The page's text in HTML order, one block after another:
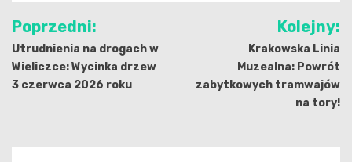
Nawigacja
wpisu
Poprzedni:
Utrudnienia na drogach w
Wieliczce: Wycinka drzew
3 czerwca 2026 roku
Kolejny:
Krakowska Linia
Muzealna: Powrót
zabytkowych tramwajów
na tory!